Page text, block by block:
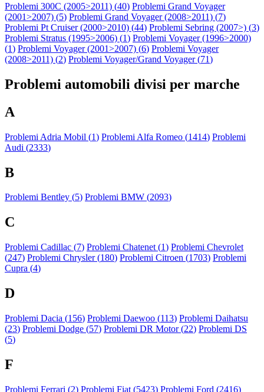
Problemi 300C (2005>2011) (40) Problemi Grand Voyager
(2001>2007) (5) Problemi Grand Voyager (2008>2011) (7)
Problemi Pt Cruiser (2000>2010) (44) Problemi Sebring (2007>) (3)
Problemi Stratus (1995>2006) (1) Problemi Voyager (1996>2000)
(1) Problemi Voyager (2001>2007) (6) Problemi Voyager
(2008>2011) (2) Problemi Voyager/Grand Voyager (71)
Problemi automobili divisi per marche
A
Problemi Adria Mobil (1) Problemi Alfa Romeo (1414) Problemi
Audi (2333)
B
Problemi Bentley (5) Problemi BMW (2093)
C
Problemi Cadillac (7) Problemi Chatenet (1) Problemi Chevrolet
(247) Problemi Chrysler (180) Problemi Citroen (1703) Problemi
Cupra (4)
D
Problemi Dacia (156) Problemi Daewoo (113) Problemi Daihatsu
(23) Problemi Dodge (57) Problemi DR Motor (22) Problemi DS
(5)
F
Problemi Ferrari (2) Problemi Fiat (5423) Problemi Ford (2416)